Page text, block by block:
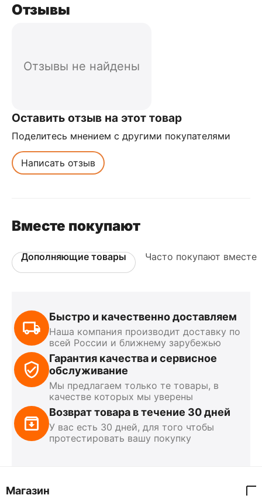
Отзывы
Отзывы не найдены
Оставить отзыв на этот товар
Поделитесь мнением с другими покупателями
Написать отзыв
Вместе покупают
Дополняющие товары Часто покупают вместе
Быстро и качественно доставляем
Наша компания производит доставку по
всей России и ближнему зарубежью
Гарантия качества и сервисное
обслуживание
Мы предлагаем только те товары, в
качестве которых мы уверены
Возврат товара в течение 30 дней
У вас есть 30 дней, для того чтобы
протестировать вашу покупку
Магазин